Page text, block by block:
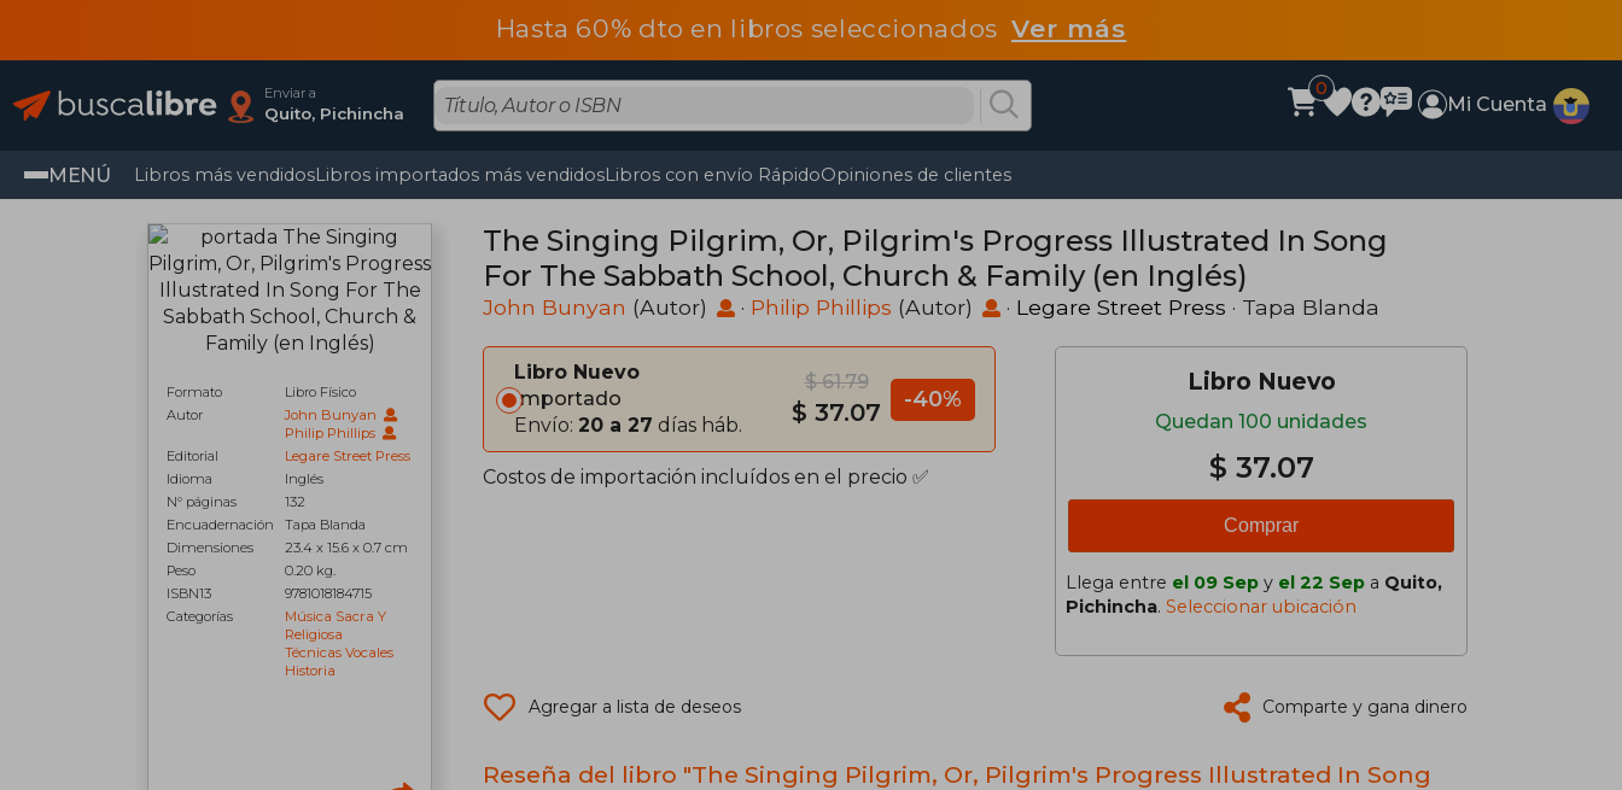
Hasta 60% dto en libros seleccionadosVer más
Enviar a
Quito, Pichincha
0
Mi Cuenta
MENÚ Libros más vendidosLibros importados más vendidosLibros con envío RápidoOpiniones de clientes
Formato
Libro Físico
Autor
John Bunyan
Philip Phillips
Editorial
Legare Street Press
Idioma
Inglés
N° páginas
132
Encuadernación
Tapa Blanda
Dimensiones
23.4 x 15.6 x 0.7 cm
Peso
0.20 kg.
ISBN13
9781018184715
Categorías
Música Sacra Y
Religiosa
Técnicas Vocales
Historia
The Singing Pilgrim, Or, Pilgrim's Progress Illustrated In Song
For The Sabbath School, Church & Family (en Inglés)
John Bunyan (Autor) · Philip Phillips (Autor) · Legare Street Press · Tapa Blanda
Libro Nuevo
Importado
Envío: 20 a 27 días háb.
$ 61.79
$ 37.07 -40%
Costos de importación incluídos en el precio ✅
Libro Nuevo
Quedan 100 unidades
$ 37.07
Comprar
Llega entre el 09 Sep y el 22 Sep a Quito,
Pichincha. Seleccionar ubicación
Agregar a lista de deseos Comparte y gana dinero
Reseña del libro "The Singing Pilgrim, Or, Pilgrim's Progress Illustrated In Song